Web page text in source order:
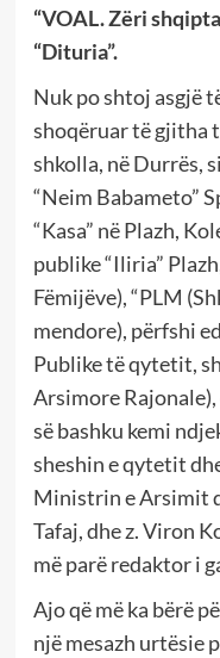
“VOAL. Zëri
“Dituria”.
Nuk po shtoj asgjë
shoqëruar të gjitha
shkolla, në Durrës,
“Neim Babameto”
“Kasa” në Plazh,
publike “Iliria”
Fëmijëve), “PLM
mendore), përfshi
Publike të qytetit,
Arsimore
së bashku kemi
sheshin e qytetit
Ministrin e Arsimit
Tafaj, dhe z. Viron
më parë redaktor i
Ajo që më ka bërë
një mesazh urtësie